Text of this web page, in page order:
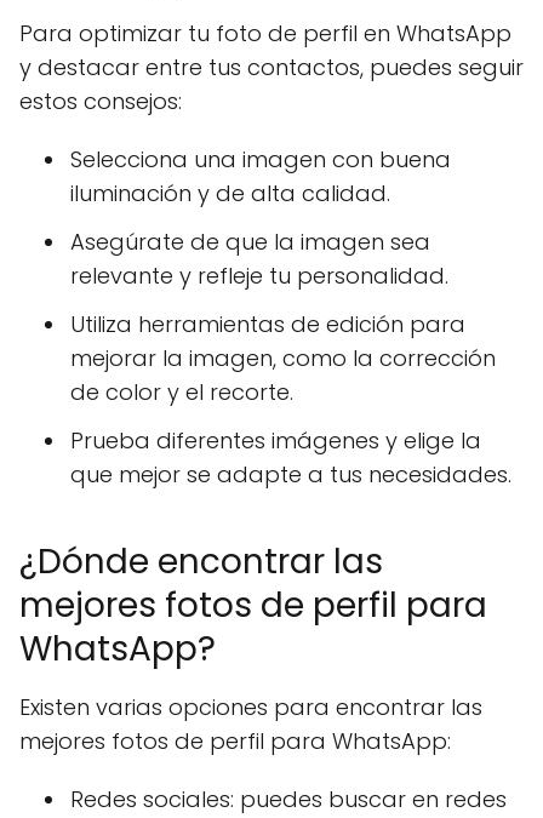
Para optimizar tu foto de perfil en WhatsApp
y destacar entre tus contactos, puedes seguir
estos consejos:
Selecciona una imagen con buena
iluminación y de alta calidad.
Asegúrate de que la imagen sea
relevante y refleje tu personalidad.
Utiliza herramientas de edición para
mejorar la imagen, como la corrección
de color y el recorte.
Prueba diferentes imágenes y elige la
que mejor se adapte a tus necesidades.
¿Dónde encontrar las
mejores fotos de perfil para
WhatsApp?
Existen varias opciones para encontrar las
mejores fotos de perfil para WhatsApp:
Redes sociales: puedes buscar en redes